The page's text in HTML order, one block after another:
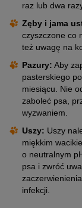
raz lub dwa
Zęby i jama
czyszczone co
też uwagę na
Pazury: Aby
pasterskiego
miesiącu. Nie
zaboleć psa,
wyzwaniem.
Uszy: Uszy
miękkim
o neutralnym
psa i zwróć
infekcji.